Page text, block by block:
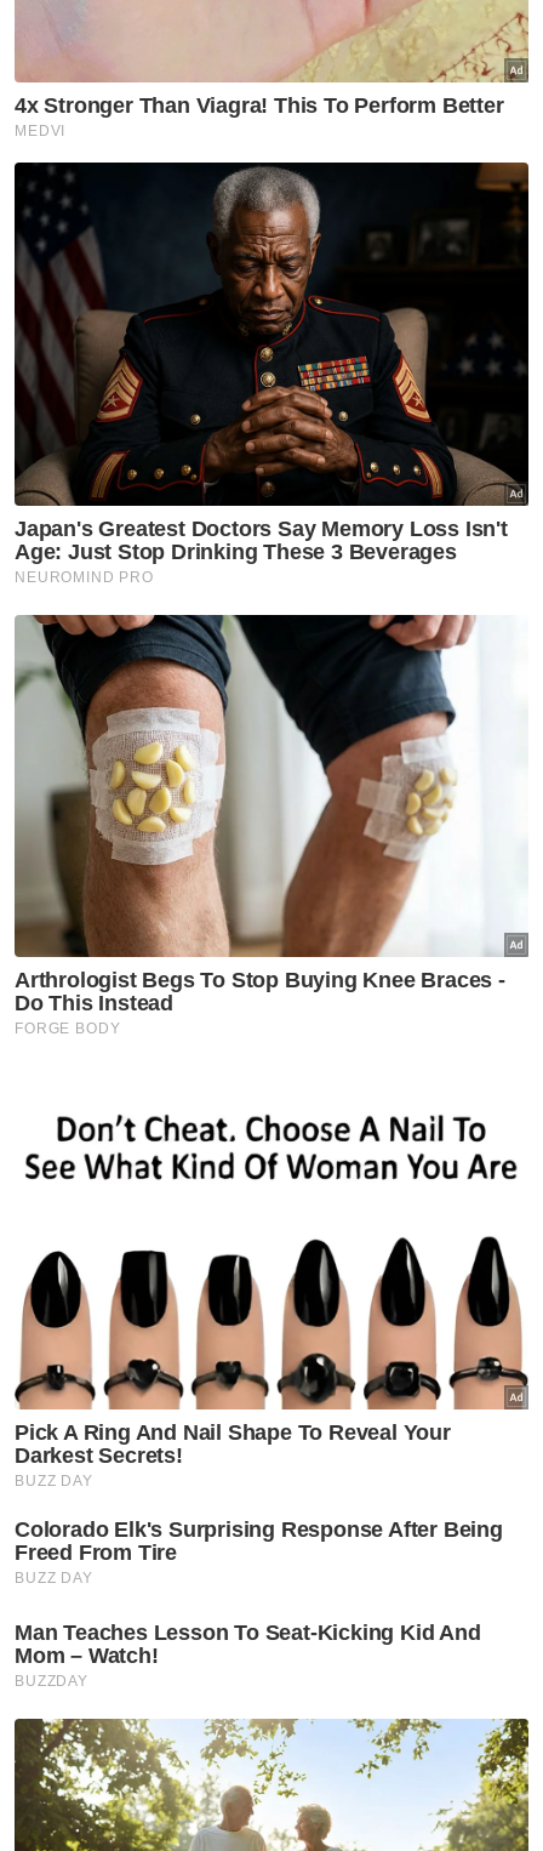
mengekalkan kepercayaan pasaran
terhadap institusi dan dasar fiskal negara,”
katanya.
SPRM siasat dakwaan aset mewah RM59 juta
dikaitkan dana 1MDB
SPRM sahkan siasatan terhadap Jho Low masih
diteruskan
Kerajaan telah bayar, masih tanggung RM51.4 bilion
hutang 1MDB - MoF
MN, PN, Najib dan anak muda Melayu
Hutang 1MDB, tenaga boleh baharu negara antara
tumpuan Dewan Rakyat hari ini
'Mengapa rakyat tak berhak tahu urus niaga saham
Azam?' - Chean Chung
Katanya, akibat daripada skandal tersebut,
kerajaan sejak 2017 telah membelanjakan
RM18.7 bilion daripada peruntukan belanja
mengurus dan belanja pembangunan bagi
memenuhi obligasi kewangan 1MDB.
Beliau berkata, sebaik sahaja Kerajaan
memperuntukkan RM13 bilion daripada
belanja pembangunan untuk melunaskan
dijamin kerajaan, yang bersamaan kira-kira
13.1 peratus daripada keseluruhan
peruntukan belanja pembangunan tahun
tersebut.
Terdahulu, Chin Tong berkata, setakat 30
Jun lepas, kerajaan telah membayar RM42.5
bilion hutang dan komitmen 1MDB termasuk
bayaran prinsipal, faedah, kos guaman dan
operasi, serta komitmen lain.
Berita Telus & Tulus menerusi E-Mel setiap
hari!